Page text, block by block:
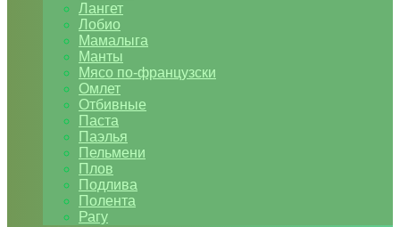
Лангет
Лобио
Мамалыга
Манты
Мясо по-французски
Омлет
Отбивные
Паста
Паэлья
Пельмени
Плов
Подлива
Полента
Рагу